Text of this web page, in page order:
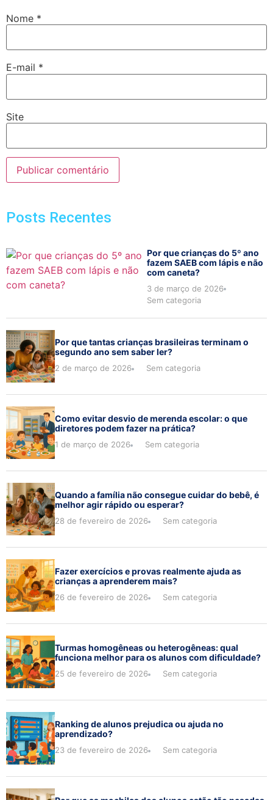
Nome *
E-mail *
Site
Posts Recentes
Por que crianças do 5º ano
fazem SAEB com lápis e não
com caneta?
3 de março de 2026
Sem categoria
Por que tantas crianças brasileiras terminam o
segundo ano sem saber ler?
2 de março de 2026 Sem categoria
Como evitar desvio de merenda escolar: o que
diretores podem fazer na prática?
1 de março de 2026 Sem categoria
Quando a família não consegue cuidar do bebê, é
melhor agir rápido ou esperar?
28 de fevereiro de 2026 Sem categoria
Fazer exercícios e provas realmente ajuda as
crianças a aprenderem mais?
26 de fevereiro de 2026 Sem categoria
Turmas homogêneas ou heterogêneas: qual
funciona melhor para os alunos com dificuldade?
25 de fevereiro de 2026 Sem categoria
Ranking de alunos prejudica ou ajuda no
aprendizado?
23 de fevereiro de 2026 Sem categoria